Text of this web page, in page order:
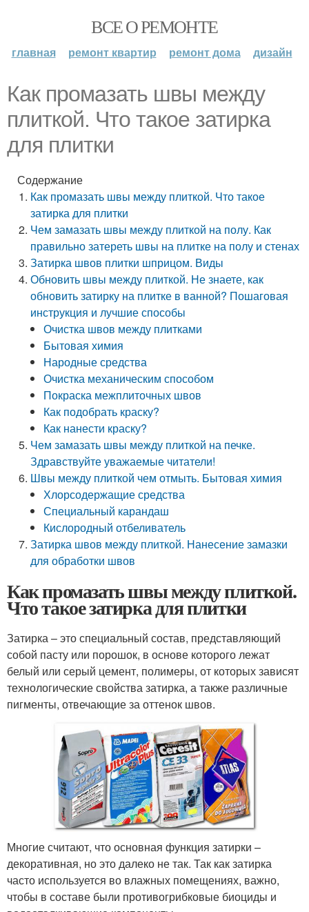
ВСЕ О РЕМОНТЕ
главная ремонт квартир ремонт дома дизайн
Как промазать швы между
плиткой. Что такое затирка
для плитки
Содержание
Как промазать швы между плиткой. Что такое
затирка для плитки
Чем замазать швы между плиткой на полу. Как
правильно затереть швы на плитке на полу и стенах
Затирка швов плитки шприцом. Виды
Обновить швы между плиткой. Не знаете, как
обновить затирку на плитке в ванной? Пошаговая
инструкция и лучшие способы
Очистка швов между плитками
Бытовая химия
Народные средства
Очистка механическим способом
Покраска межплиточных швов
Как подобрать краску?
Как нанести краску?
Чем замазать швы между плиткой на печке.
Здравствуйте уважаемые читатели!
Швы между плиткой чем отмыть. Бытовая химия
Хлорсодержащие средства
Специальный карандаш
Кислородный отбеливатель
Затирка швов между плиткой. Нанесение замазки
для обработки швов
Как промазать швы между плиткой.
Что такое затирка для плитки
Затирка – это специальный состав, представляющий
собой пасту или порошок, в основе которого лежат
белый или серый цемент, полимеры, от которых зависят
технологические свойства затирка, а также различные
пигменты, отвечающие за оттенок швов.
Многие считают, что основная функция затирки –
декоративная, но это далеко не так. Так как затирка
часто используется во влажных помещениях, важно,
чтобы в составе были противогрибковые биоциды и